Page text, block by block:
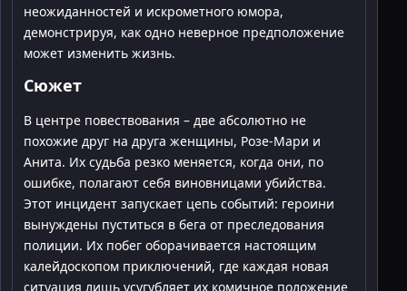
неожиданностей и искрометного юмора,
демонстрируя, как одно неверное предположение
может изменить жизнь.
Сюжет
В центре повествования – две абсолютно не
похожие друг на друга женщины, Розе-Мари и
Анита. Их судьба резко меняется, когда они, по
ошибке, полагают себя виновницами убийства.
Этот инцидент запускает цепь событий: героини
вынуждены пуститься в бега от преследования
полиции. Их побег оборачивается настоящим
калейдоскопом приключений, где каждая новая
ситуация лишь усугубляет их комичное положение